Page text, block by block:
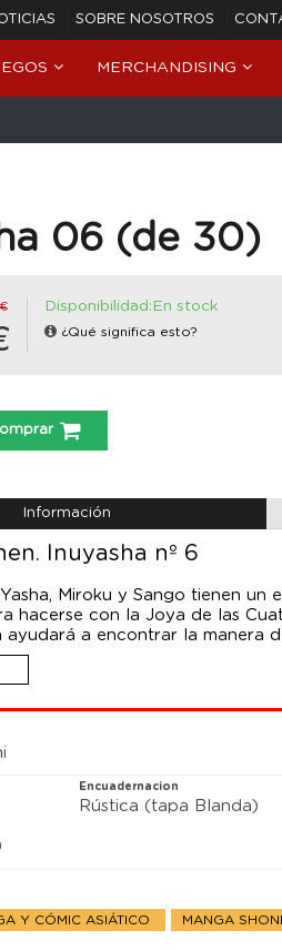
SOBRE NOSOTROS
MERCHANDISING
06 (de 30)
Disponibilidad:En stock
¿Qué significa esto?
Información
Inuyasha nº 6
Miroku y Sango tienen un
hacerse con la Joya de las
ayudará a encontrar la manera
por su maldición?
Encuadernacion
Rústica (tapa Blanda)
Y CÓMIC ASIÁTICO MANGA